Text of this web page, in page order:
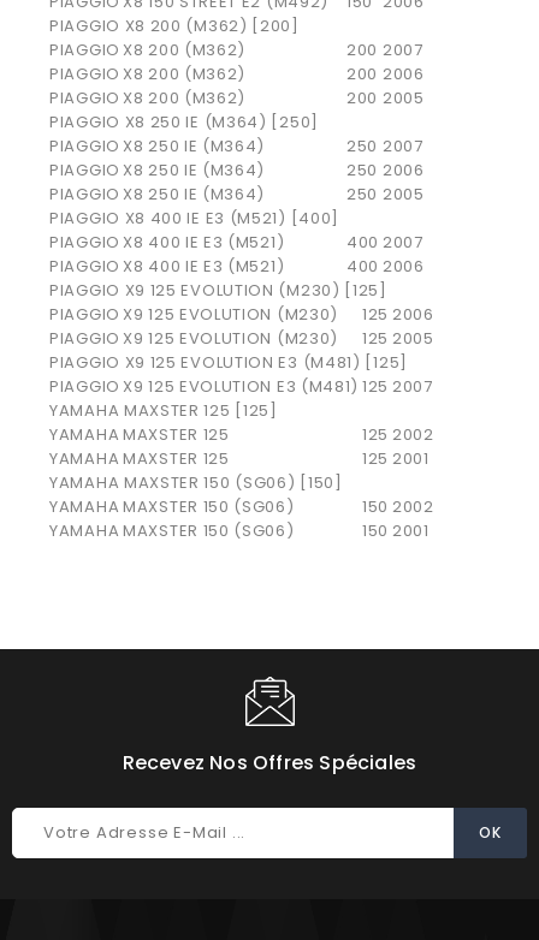
PIAGGIO X8 200 (M362) [200]
PIAGGIO X8 200 (M362) 200 2007
PIAGGIO X8 200 (M362) 200 2006
PIAGGIO X8 200 (M362) 200 2005
PIAGGIO X8 250 IE (M364) [250]
PIAGGIO X8 250 IE (M364) 250 2007
PIAGGIO X8 250 IE (M364) 250 2006
PIAGGIO X8 250 IE (M364) 250 2005
PIAGGIO X8 400 IE E3 (M521) [400]
PIAGGIO X8 400 IE E3 (M521) 400 2007
PIAGGIO X8 400 IE E3 (M521) 400 2006
PIAGGIO X9 125 EVOLUTION (M230) [125]
PIAGGIO X9 125 EVOLUTION (M230) 125 2006
PIAGGIO X9 125 EVOLUTION (M230) 125 2005
PIAGGIO X9 125 EVOLUTION E3 (M481) [125]
PIAGGIO X9 125 EVOLUTION E3 (M481) 125 2007
YAMAHA MAXSTER 125 [125]
YAMAHA MAXSTER 125 125 2002
YAMAHA MAXSTER 125 125 2001
YAMAHA MAXSTER 150 (SG06) [150]
YAMAHA MAXSTER 150 (SG06) 150 2002
YAMAHA MAXSTER 150 (SG06) 150 2001
Recevez Nos Offres Spéciales